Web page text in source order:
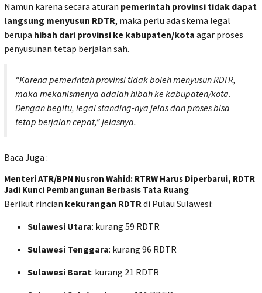
Namun karena secara aturan pemerintah provinsi tidak dapat
langsung menyusun RDTR, maka perlu ada skema legal
berupa hibah dari provinsi ke kabupaten/kota agar proses
penyusunan tetap berjalan sah.
“Karena pemerintah provinsi tidak boleh menyusun RDTR,
maka mekanismenya adalah hibah ke kabupaten/kota.
Dengan begitu, legal standing-nya jelas dan proses bisa
tetap berjalan cepat,” jelasnya.
Baca Juga :
Menteri ATR/BPN Nusron Wahid: RTRW Harus Diperbarui, RDTR
Jadi Kunci Pembangunan Berbasis Tata Ruang
Berikut rincian kekurangan RDTRdi Pulau Sulawesi:
Sulawesi Utara: kurang 59 RDTR
Sulawesi Tenggara: kurang 96 RDTR
Sulawesi Barat: kurang 21 RDTR